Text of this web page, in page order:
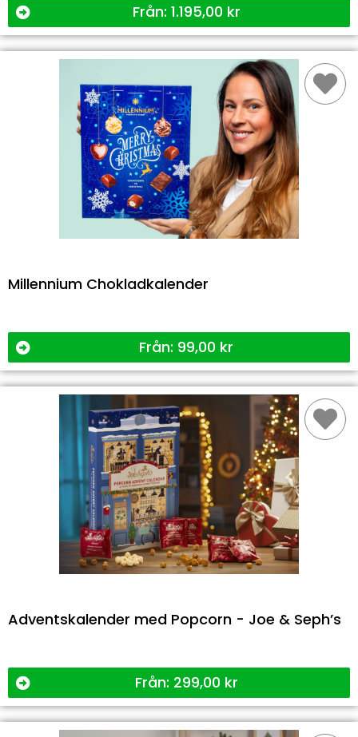
Från: 1.195,00 kr
Millennium Chokladkalender
Från: 99,00 kr
Adventskalender med Popcorn - Joe & Seph’s
Från: 299,00 kr